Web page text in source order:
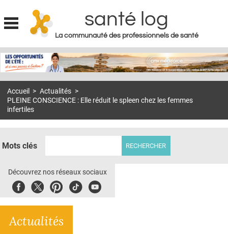
Jump to navigation
santé log
La communauté des professionnels de santé
MON COMPTE
S'ABONNER À LA REVUE SOIN À DOMICILE
E-REVUE SAD
THÉMA
Accueil > Actualités >
PLEINE CONSCIENCE : Elle réduit le spleen chez les femmes
infertiles
Mots clés
Découvrez nos réseaux sociaux
FacebookTwitterPinterest
TiktokYoubute
Actualités